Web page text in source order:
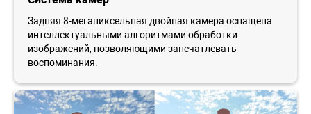
Задняя 8-мегапиксельная двойная камера оснащена
интеллектуальными алгоритмами обработки
изображений, позволяющими запечатлевать
воспоминания.